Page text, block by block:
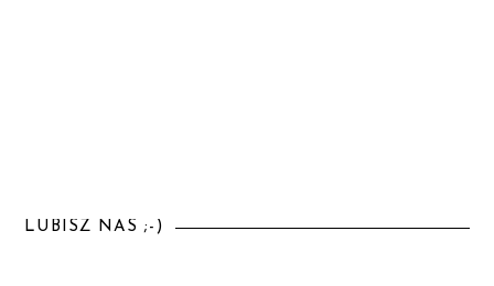
LUBISZ NAS ;-)